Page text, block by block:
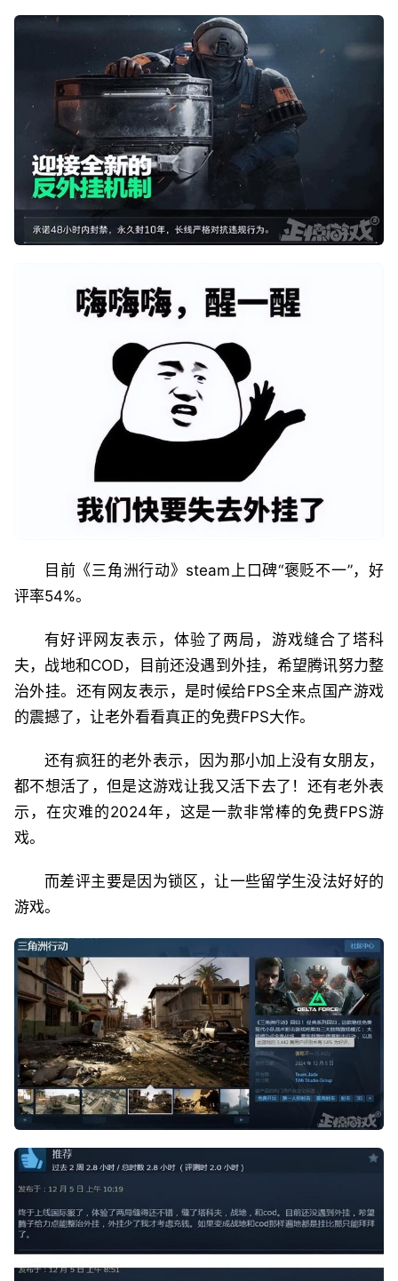
目前《三角洲行动》steam上口碑“褒贬不一”，好
评率54%。
有好评网友表示，体验了两局，游戏缝合了塔科
夫，战地和COD，目前还没遇到外挂，希望腾讯努力整
治外挂。还有网友表示，是时候给FPS全来点国产游戏
的震撼了，让老外看看真正的免费FPS大作。
还有疯狂的老外表示，因为那小加上没有女朋友，
都不想活了，但是这游戏让我又活下去了！还有老外表
示，在灾难的2024年，这是一款非常棒的免费FPS游
戏。
而差评主要是因为锁区，让一些留学生没法好好的
游戏。